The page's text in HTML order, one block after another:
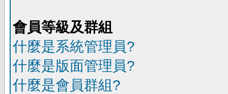
會員等級及群組
什麼是系統管理員?
什麼是版面管理員?
什麼是會員群組?